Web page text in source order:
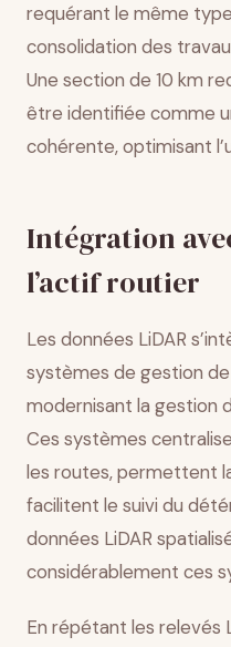
requérant le même
consolidation des
Une section de 10 km
être identifiée comme
cohérente, optimisant
Intégration
l’actif routier
Les données LiDAR
systèmes de gestion de
modernisant la gestion
Ces systèmes
les routes, permettent
facilitent le suivi du
données LiDAR
considérablement ces
En répétant les relevés